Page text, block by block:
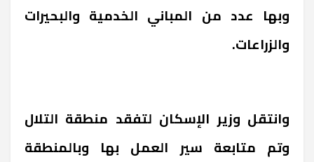
وبها عدد من المباني الخدمية والبحيرات
والزراعات.
وانتقل وزير الإسكان لتفقد منطقة التلال
وتم متابعة سير العمل بها وبالمنطقة